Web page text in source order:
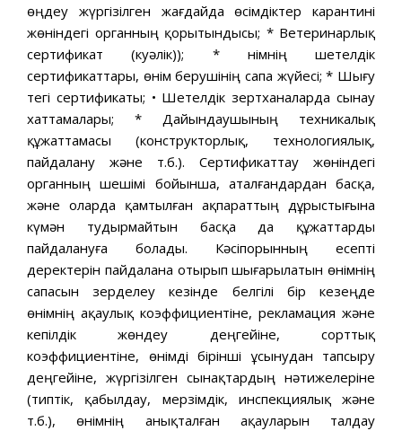
өңдеу жүргізілген жағдайда өсімдіктер карантині
жөніндегі органның қорытындысы; * Ветеринарлық
сертификат (куәлік)); * Өнімнің шетелдік
сертификаттары, өнім берушінің сапа жүйесі; * Шығу
тегі сертификаты; • Шетелдік зертханаларда сынау
хаттамалары; * Дайындаушының техникалық
құжаттамасы (конструкторлық, технологиялық,
пайдалану және т.б.). Сертификаттау жөніндегі
органның шешімі бойынша, аталғандардан басқа,
және оларда қамтылған ақпараттың дұрыстығына
күмән тудырмайтын басқа да құжаттарды
пайдалануға болады. Кәсіпорынның есепті
деректерін пайдалана отырып шығарылатын өнімнің
сапасын зерделеу кезінде белгілі бір кезеңде
өнімнің ақаулық коэффициентіне, рекламация және
кепілдік жөндеу деңгейіне, сорттық
коэффициентіне, өнімді бірінші ұсынудан тапсыру
деңгейіне, жүргізілген сынақтардың нәтижелеріне
(типтік, қабылдау, мерзімдік, инспекциялық және
т.б.), өнімнің анықталған ақауларын талдау